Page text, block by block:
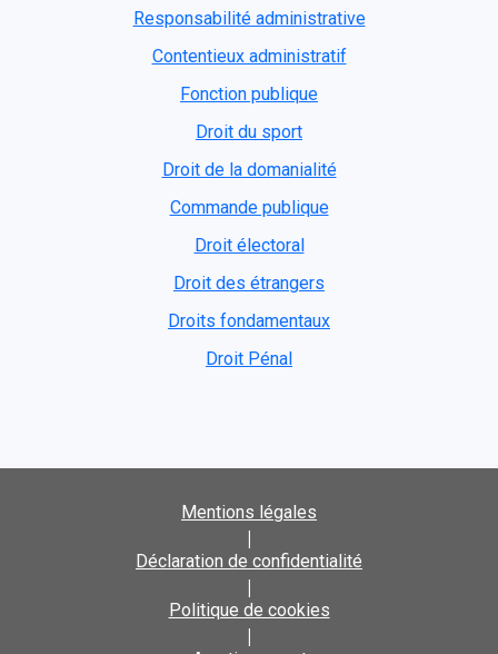
Responsabilité administrative
Contentieux administratif
Fonction publique
Droit du sport
Droit de la domanialité
Commande publique
Droit électoral
Droit des étrangers
Droits fondamentaux
Droit Pénal
Mentions légales
|
Déclaration de confidentialité
|
Politique de cookies
|